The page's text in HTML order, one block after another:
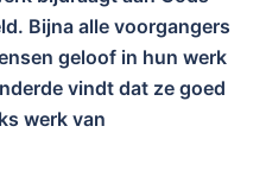
Bijna alle voorgangers
geloof in hun werk
vindt dat ze goed
werk van